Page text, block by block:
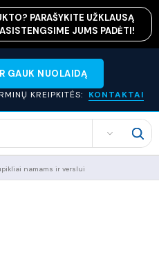
PARAŠYKITE UŽKLAUSĄ
JUMS PADĖTI!
GAUK NUOLAIDĄ
KREIPKITĖS: KONTAKTAI
SEARCH
namams ir verslui